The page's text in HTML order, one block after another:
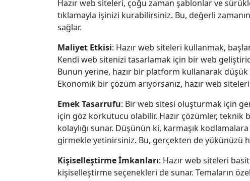
Hazır web siteleri, çoğu zaman şablonlar ve
tıklamayla işinizi kurabilirsiniz. Bu, değerli
sağlar.
Maliyet Etkisi: Hazır web siteleri kullanmak,
Kendi web sitenizi tasarlamak için bir web
Bunun yerine, hazır bir platform kullanarak
Ekonomik bir çözüm arıyorsanız, hazır web
Emek Tasarrufu: Bir web sitesi oluşturmak için
için göz korkutucu olabilir. Hazır çözümler, teknik
kolaylığı sunar. Düşünün ki, karmaşık
girmekle yetinirsiniz. Bu, gerçekten de yükünüzü
Kişiselleştirme İmkanları: Hazır web siteleri
kişiselleştirme seçenekleri de sunar. Temaların